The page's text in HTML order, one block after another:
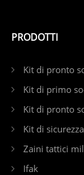
PRODOTTI
Kit di pronto
Kit di primo
Kit di pronto
Kit di
Zaini tattici
Ifak